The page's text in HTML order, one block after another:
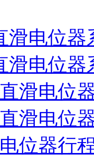
滑电位器
滑电位器
滑电位
滑电位
位器行